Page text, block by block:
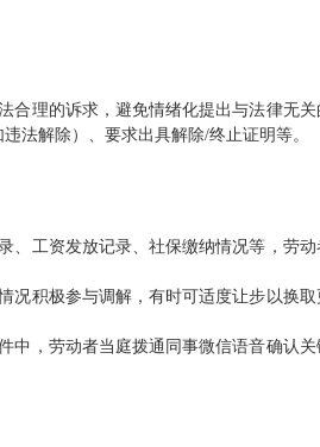
合理的诉求，避免情绪化提出与法律无关
法解除）、要求出具解除/终止证明等。
、工资发放记录、社保缴纳情况等，劳
况积极参与调解，有时可适度让步以换
中，劳动者当庭拨通同事微信语音确认